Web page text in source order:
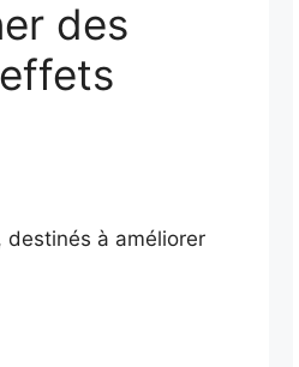
des
à améliorer